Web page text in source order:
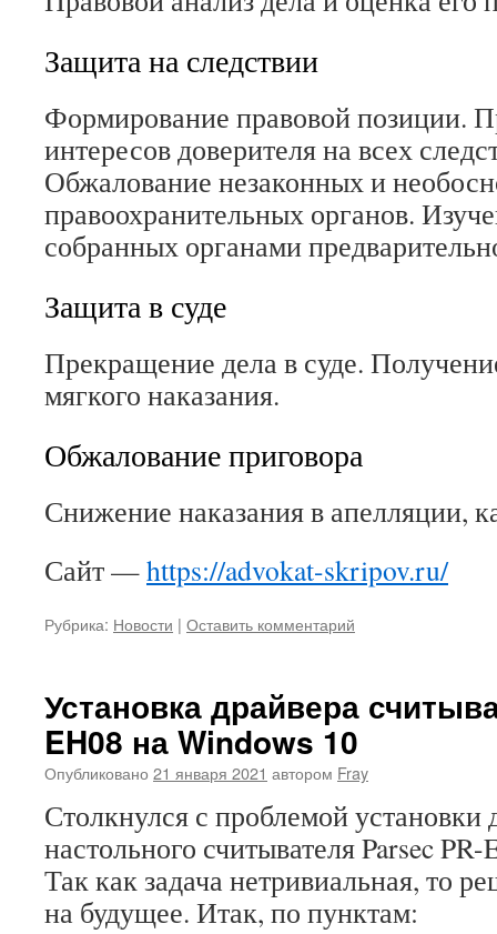
Защита на следствии
Формирование правовой позиции.
интересов доверителя на всех
Обжалование незаконных и
правоохранительных органов.
собранных органами
Защита в суде
Прекращение дела в суде.
мягкого наказания.
Обжалование приговора
Снижение наказания в апелляции,
Сайт —https://advokat-skripov.ru/
Рубрика: Новости | Оставить комментарий
Установка драйвера
EH08 на Windows 10
Опубликовано 21 января 2021 автором Fray
Столкнулся с проблемой установки
настольного считывателя Parsec
Так как задача нетривиальная, то
на будущее. Итак, по пунктам: